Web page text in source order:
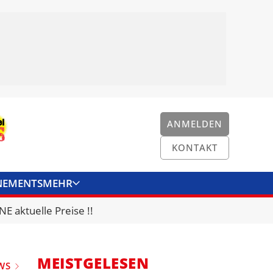
ANMELDEN
KONTAKT
MEHR
KONTAKT
aktuelle Preise !!
MEISTGELESEN